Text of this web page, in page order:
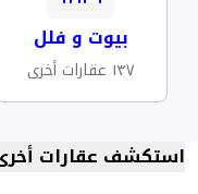
بيوت و فلل
١٣٧ عقارات أخرى
استكشف عقارات